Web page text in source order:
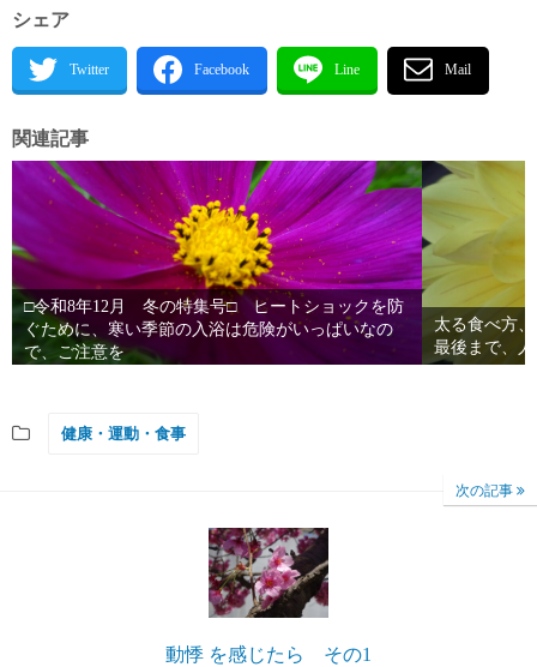
シェア
関連記事
□令和8年12月 冬の特集号□ ヒートショックを防
ぐために、寒い季節の入浴は危険がいっぱいなの
で、ご注意を
太る食べ方
最後まで、
健康・運動・食事
次の記事
動悸 を感じたら その1